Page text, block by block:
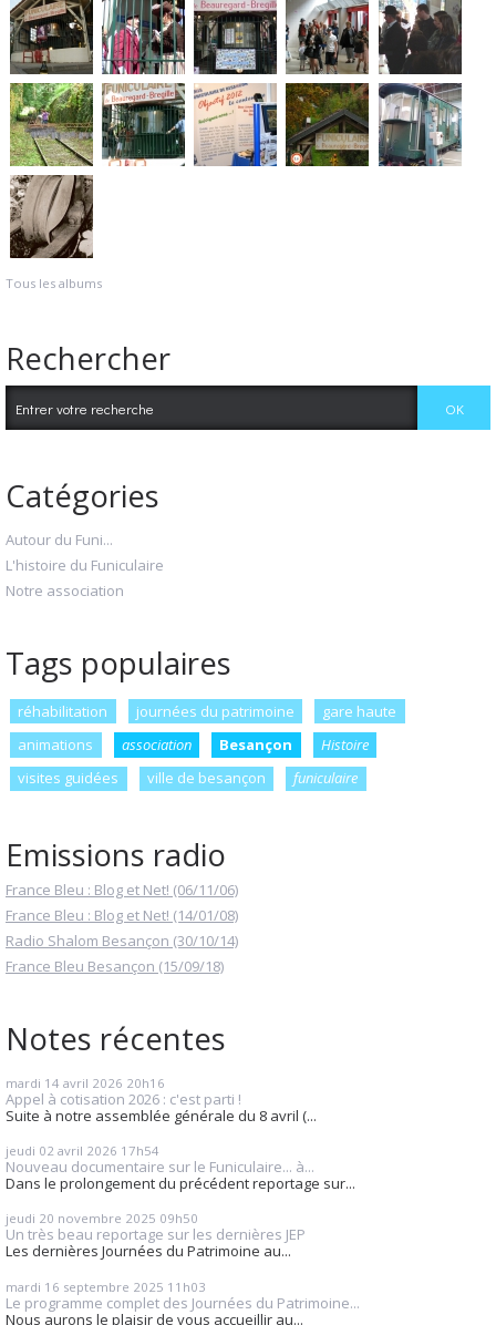
Tous les albums
Rechercher
Catégories
Autour du Funi...
L'histoire du Funiculaire
Notre association
Tags populaires
réhabilitation journées du patrimoine
gare haute
animations
association Besançon
Histoire
visites guidées
ville de besançon funiculaire
Emissions radio
France Bleu : Blog et Net! (06/11/06)
France Bleu : Blog et Net! (14/01/08)
Radio Shalom Besançon (30/10/14)
France Bleu Besançon (15/09/18)
Notes récentes
mardi 14 avril 2026 20h16
Appel à cotisation 2026 : c'est parti !
Suite à notre assemblée générale du 8 avril (...
jeudi 02 avril 2026 17h54
Nouveau documentaire sur le Funiculaire... à...
Dans le prolongement du précédent reportage sur...
jeudi 20 novembre 2025 09h50
Un très beau reportage sur les dernières JEP
Les dernières Journées du Patrimoine au...
mardi 16 septembre 2025 11h03
Le programme complet des Journées du Patrimoine...
Nous aurons le plaisir de vous accueillir au...